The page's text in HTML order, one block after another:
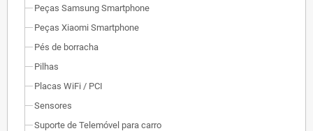
Peças Samsung Smartphone
Peças Xiaomi Smartphone
Pés de borracha
Pilhas
Placas WiFi / PCI
Sensores
Suporte de Telemóvel para carro